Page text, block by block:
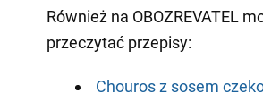
Również na OBOZREVATEL
przeczytać przepisy:
Chouros z sosem